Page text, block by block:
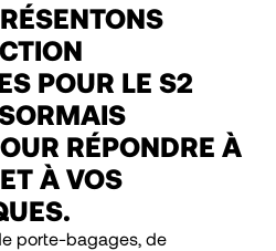
POUR LE S2
RÉPONDRE À
À VOS
porte-bagages, de